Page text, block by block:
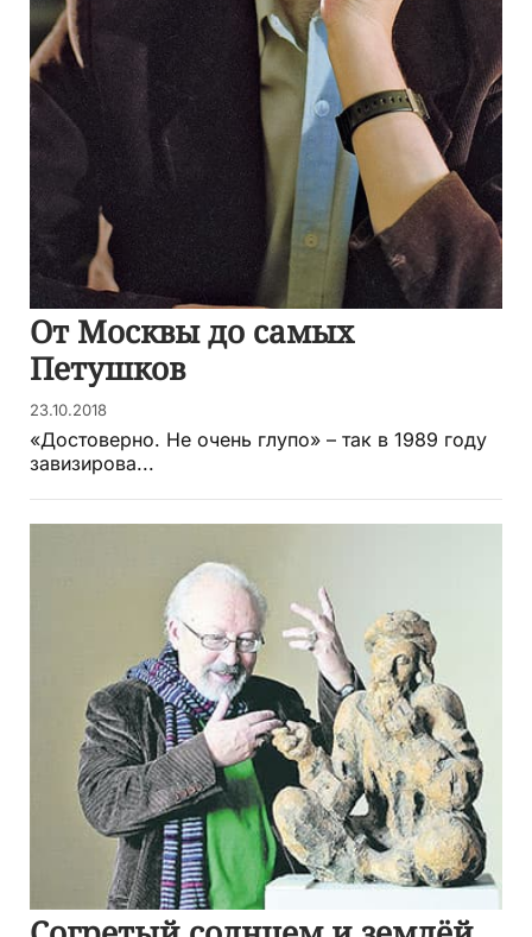
От Москвы до самых
Петушков
23.10.2018
«Достоверно. Не очень глупо» – так в 1989 году
завизирова...